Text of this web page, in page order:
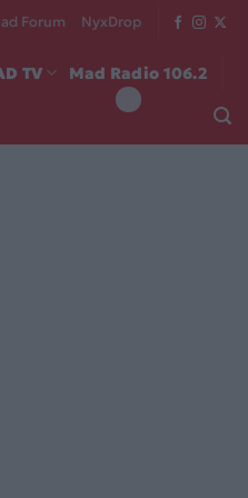
Forum NyxDrop
TV Mad Radio 106.2